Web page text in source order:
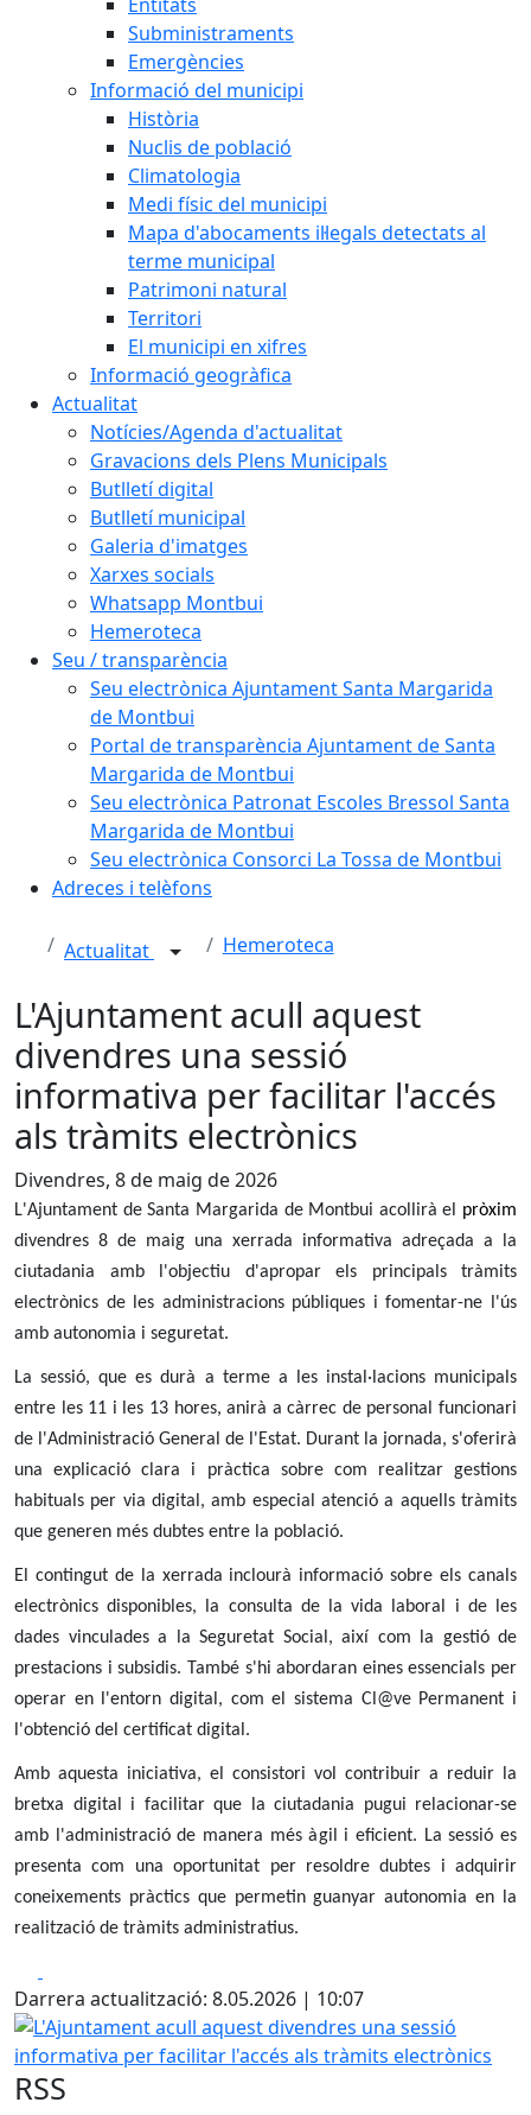
Subministraments
Emergències
Informació del municipi
Història
Nuclis de població
Climatologia
Medi físic del municipi
Mapa d'abocaments il·legals detectats al
terme municipal
Patrimoni natural
Territori
El municipi en xifres
Informació geogràfica
Actualitat
Notícies/Agenda d'actualitat
Gravacions dels Plens Municipals
Butlletí digital
Butlletí municipal
Galeria d'imatges
Xarxes socials
Whatsapp Montbui
Hemeroteca
Seu / transparència
Seu electrònica Ajuntament Santa Margarida
de Montbui
Portal de transparència Ajuntament de Santa
Margarida de Montbui
Seu electrònica Patronat Escoles Bressol Santa
Margarida de Montbui
Seu electrònica Consorci La Tossa de Montbui
Adreces i telèfons
Actualitat Hemeroteca
L'Ajuntament acull aquest
divendres una sessió
informativa per facilitar l'accés
als tràmits electrònics
Divendres, 8 de maig de 2026
L'Ajuntament de Santa Margarida de Montbui acollirà el pròxim
divendres 8 de maig una xerrada informativa adreçada a la
ciutadania amb l'objectiu d'apropar els principals tràmits
electrònics de les administracions públiques i fomentar-ne l'ús
amb autonomia i seguretat.
La sessió, que es durà a terme a les instal·lacions municipals
entre les 11 i les 13 hores, anirà a càrrec de personal funcionari
de l'Administració General de l'Estat. Durant la jornada, s'oferirà
una explicació clara i pràctica sobre com realitzar gestions
habituals per via digital, amb especial atenció a aquells tràmits
que generen més dubtes entre la població.
El contingut de la xerrada inclourà informació sobre els canals
electrònics disponibles, la consulta de la vida laboral i de les
dades vinculades a la Seguretat Social, així com la gestió de
prestacions i subsidis. També s'hi abordaran eines essencials per
operar en l'entorn digital, com el sistema Cl@ve Permanent i
l'obtenció del certificat digital.
Amb aquesta iniciativa, el consistori vol contribuir a reduir la
bretxa digital i facilitar que la ciutadania pugui relacionar-se
amb l'administració de manera més àgil i eficient. La sessió es
presenta com una oportunitat per resoldre dubtes i adquirir
coneixements pràctics que permetin guanyar autonomia en la
realització de tràmits administratius.
Darrera actualització: 8.05.2026 | 10:07
L'Ajuntament acull aquest divendres una sessió
RSS